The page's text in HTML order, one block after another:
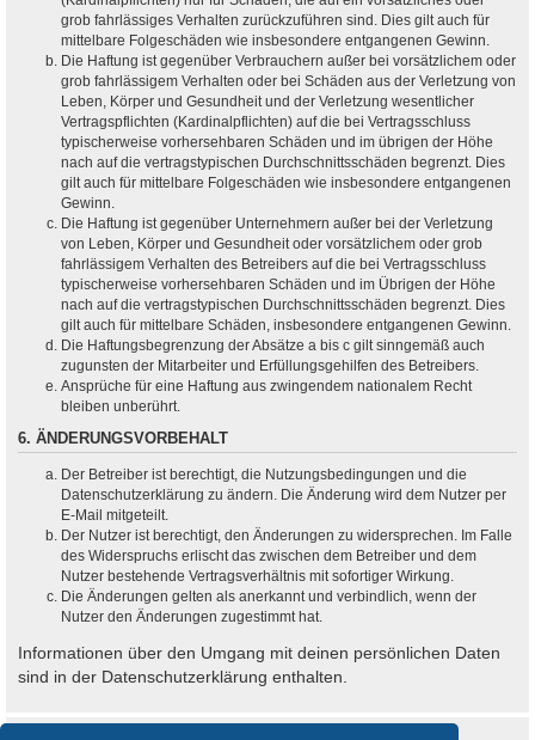
grob fahrlässiges Verhalten zurückzuführen sind. Dies gilt auch für
mittelbare Folgeschäden wie insbesondere entgangenen Gewinn.
Die Haftung ist gegenüber Verbrauchern außer bei vorsätzlichem oder
grob fahrlässigem Verhalten oder bei Schäden aus der Verletzung von
Leben, Körper und Gesundheit und der Verletzung wesentlicher
Vertragspflichten (Kardinalpflichten) auf die bei Vertragsschluss
typischerweise vorhersehbaren Schäden und im übrigen der Höhe
nach auf die vertragstypischen Durchschnittsschäden begrenzt. Dies
gilt auch für mittelbare Folgeschäden wie insbesondere entgangenen
Gewinn.
Die Haftung ist gegenüber Unternehmern außer bei der Verletzung
von Leben, Körper und Gesundheit oder vorsätzlichem oder grob
fahrlässigem Verhalten des Betreibers auf die bei Vertragsschluss
typischerweise vorhersehbaren Schäden und im Übrigen der Höhe
nach auf die vertragstypischen Durchschnittsschäden begrenzt. Dies
gilt auch für mittelbare Schäden, insbesondere entgangenen Gewinn.
Die Haftungsbegrenzung der Absätze a bis c gilt sinngemäß auch
zugunsten der Mitarbeiter und Erfüllungsgehilfen des Betreibers.
Ansprüche für eine Haftung aus zwingendem nationalem Recht
bleiben unberührt.
6. ÄNDERUNGSVORBEHALT
Der Betreiber ist berechtigt, die Nutzungsbedingungen und die
Datenschutzerklärung zu ändern. Die Änderung wird dem Nutzer per
E-Mail mitgeteilt.
Der Nutzer ist berechtigt, den Änderungen zu widersprechen. Im Falle
des Widerspruchs erlischt das zwischen dem Betreiber und dem
Nutzer bestehende Vertragsverhältnis mit sofortiger Wirkung.
Die Änderungen gelten als anerkannt und verbindlich, wenn der
Nutzer den Änderungen zugestimmt hat.
Informationen über den Umgang mit deinen persönlichen Daten
sind in der Datenschutzerklärung enthalten.